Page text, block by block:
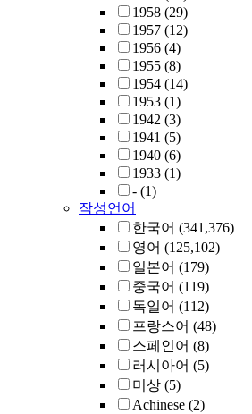
1958 (29)
1957 (12)
1956 (4)
1955 (8)
1954 (14)
1953 (1)
1942 (3)
1941 (5)
1940 (6)
1933 (1)
- (1)
작성언어
한국어 (341,376)
영어 (125,102)
일본어 (179)
중국어 (119)
독일어 (112)
프랑스어 (48)
스페인어 (8)
러시아어 (5)
미상 (5)
Achinese (2)